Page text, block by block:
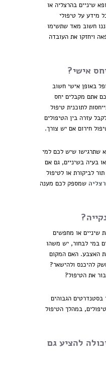
שיניים בהרצליה או
מידע על טיפולי
חשוב מאד שתשימו
ויחזקו את העובדה
אישי?
באופן אישי חשוב
אתם מקבלים יחס
לתוכנית טיפול
עזרה בין הטיפולים
חירום אם יש צורך.
שתרגישו שיש לכם למי
בעיה בשיניים, גם אם
לביקורת או לטיפול
שמספק לכם מענה
שיניים או מחפשים
במי לבחור, יש משהו
האצבע. האם המקום
להיכנס ולהישאר?
את הטיפול?
הגבוהים
במהלך הטיפול
להציע גם